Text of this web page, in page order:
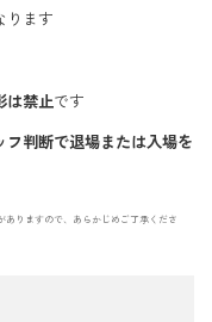
ります
は禁止です
フ判断で退場または入場を
りますので、あらかじめご了承くださ